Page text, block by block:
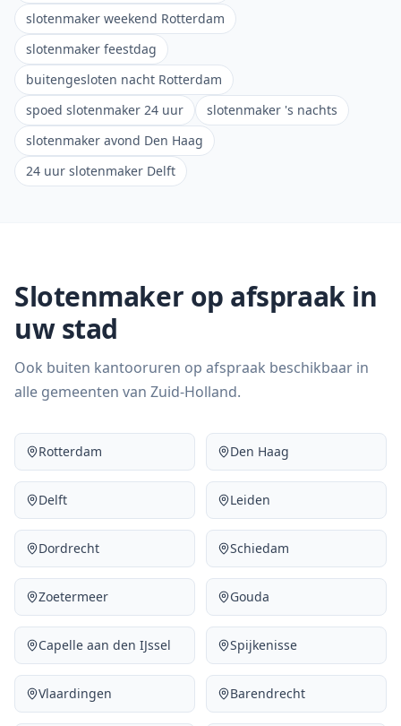
slotenmaker weekend Rotterdam
slotenmaker feestdag
buitengesloten nacht Rotterdam
spoed slotenmaker 24 uur
slotenmaker 's nachts
slotenmaker avond Den Haag
24 uur slotenmaker Delft
Slotenmaker op afspraak in
uw stad
Ook buiten kantooruren op afspraak beschikbaar in
alle gemeenten van Zuid-Holland.
Rotterdam Den Haag
Delft Leiden
Dordrecht Schiedam
Zoetermeer Gouda
Capelle aan den IJssel Spijkenisse
Vlaardingen Barendrecht